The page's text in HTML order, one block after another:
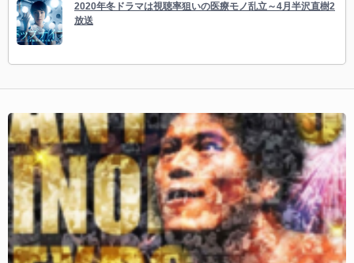
2020年冬ドラマは視聴率狙いの医療モノ乱立～4月半沢直樹2
放送